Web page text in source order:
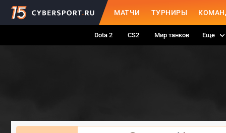
МАТЧИ ТУРНИРЫ
Dota 2 CS2 Мир танков Еще